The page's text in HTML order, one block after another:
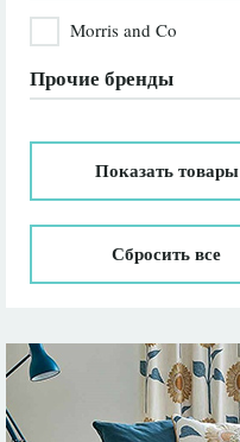
Morris and Co
Прочие бренды
Показатьтовары
Сбросить все